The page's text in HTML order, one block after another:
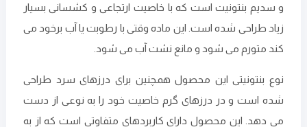
و سدیم بنتونیت است ‌که با خاصیت ارتجاعی و کشسانی بسیار
زیاد طراحی شده است. این ماده وقتی با رطوبت یا آب برخود می
کند متورم می شود و مانع نشت آب می شود.
نوع بنتونیتی این محصول همچنین برای درزهای سرد طراحی
شده است و در درزهای گرم خاصیت خود را به نوعی از دست
می‌ دهد. این محصول دارای کاربردهای متفاوتی است که از به